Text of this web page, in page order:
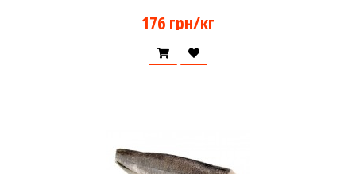
176 грн/кг